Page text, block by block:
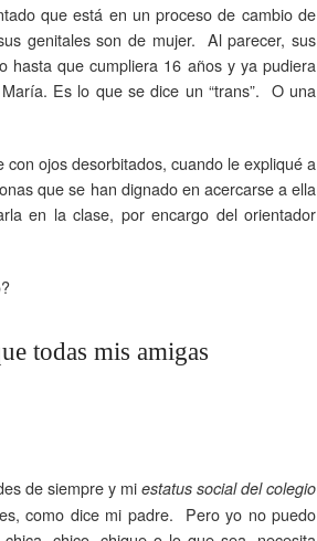
que está en un proceso de cambio de
genitales son de mujer. Al parecer, sus
hasta que cumpliera 16 años y ya pudiera
Es lo que se dice un “trans”. O una
ojos desorbitados, cuando le expliqué a
que se han dignado en acercarse a ella
en la clase, por encargo del orientador
todas mis amigas
de siempre y miestatus social del colegio
como dice mi padre. Pero yo no puedo